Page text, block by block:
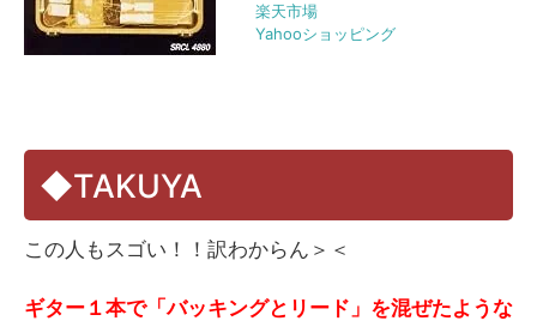
楽天市場
Yahooショッピング
◆TAKUYA
この人もスゴい！！訳わからん＞＜
ギター１本で「バッキングとリード」を混ぜたような